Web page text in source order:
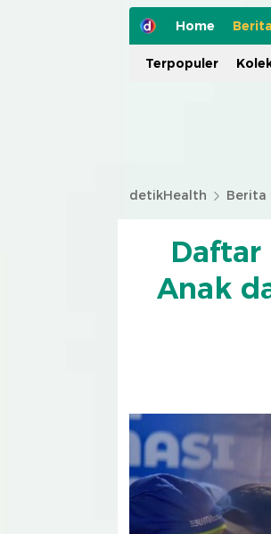
Home
Terpopuler
detikHealth Berita
Daftar
Anak